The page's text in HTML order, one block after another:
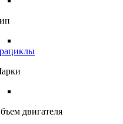
двигателя